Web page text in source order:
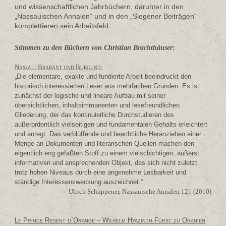
und wissenschaftlichen Jahrbüchern, darunter in den
„Nassauischen Annalen“ und in den „Siegener Beiträgen“
komplettieren sein Arbeitsfeld.
Stimmen zu den Büchern von Christian Brachthäuser:
Nassau, Brabant und Burgund:
„Die elementare, exakte und fundierte Arbeit beeindruckt den
historisch interessierten Leser aus mehrfachen Gründen. Es ist
zunächst der logische und lineare Aufbau mit seiner
übersichtlichen, inhaltsimmanenten und lesefreundlichen
Gliederung, der das kontinuierliche Durchstudieren des
außerordentlich vielseitigen und fundamentalen Gehalts erleichtert
und anregt. Das verblüffende und beachtliche Heranziehen einer
Menge an Dokumenten und literarischen Quellen machen den
eigentlich eng gefaßten Stoff zu einem vielschichtigen, äußerst
informativen und ansprechenden Objekt, das sich nicht zuletzt
trotz hohen Niveaus durch eine angenehme Lesbarkeit und
ständige Interessensweckung auszeichnet.“
Ulrich Schuppener, Nassauische Annalen 121 (2010)
Le Prince Regent d´Orange – Wilhelm Hyazinth Fürst zu Oranien